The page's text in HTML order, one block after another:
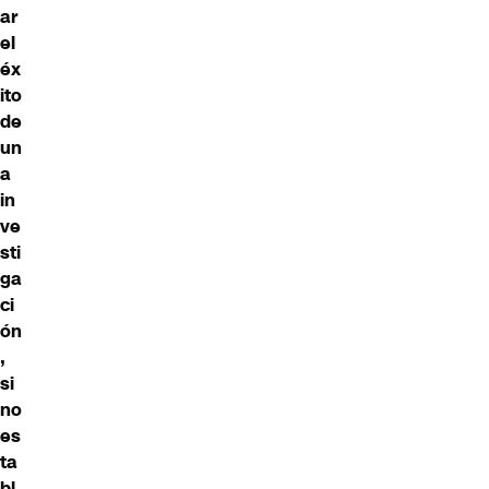
ar
el
éx
ito
de
un
a
in
ve
sti
ga
ci
ón
,
si
no
es
ta